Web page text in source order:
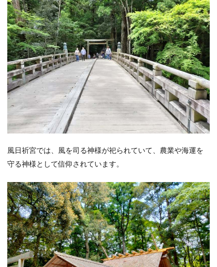
風日祈宮では、風を司る神様が祀られていて、農業や海運を
守る神様として信仰されています。